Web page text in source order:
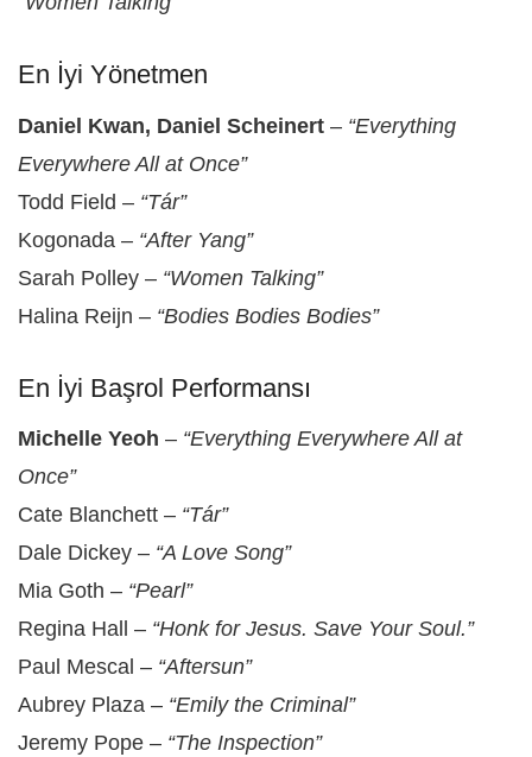
En İyi Yönetmen
Daniel Kwan, Daniel Scheinert – “Everything
Everywhere All at Once”
Todd Field – “Tár”
Kogonada – “After Yang”
Sarah Polley – “Women Talking”
Halina Reijn – “Bodies Bodies Bodies”
En İyi Başrol Performansı
Michelle Yeoh – “Everything Everywhere All at
Once”
Cate Blanchett – “Tár”
Dale Dickey – “A Love Song”
Mia Goth – “Pearl”
Regina Hall – “Honk for Jesus. Save Your Soul.”
Paul Mescal – “Aftersun”
Aubrey Plaza – “Emily the Criminal”
Jeremy Pope – “The Inspection”